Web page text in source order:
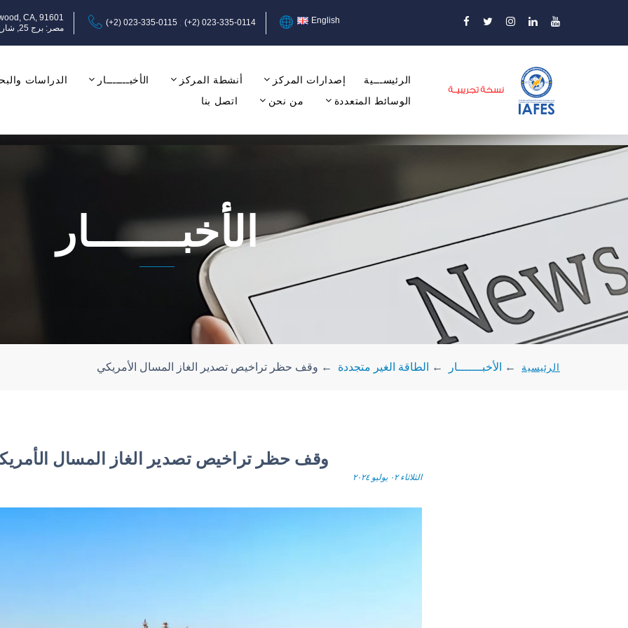
CA, 91601
مصر: برج 25, شارع عبد المنعم رياض, المهندسين, الجيزة, الدور الثامن, مكتب 17-18.
(+2) 023-335-0115 (+2) 023-335-0114 English
الرئيســـية إصدارات المركز أنشطة المركز الأخبـــــــار
الدراسات
الوسائط المتعددة
من نحن اتصل بنا
الأخبـــــــار
الرئيسية ← الأخبـــــــار ← الطاقة الغير متجددة ← وقف حظر تراخيص تصدير الغاز المسال الأمريكي
وقف حظر تراخيص تصدير الغاز المسال
الثلاثاء ٠٢ يوليو ٢٠٢٤